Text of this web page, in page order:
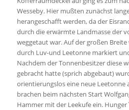
Wesseby. Hier mußten zunächst
herangeschafft werden, da der
durch die erwärmte Landmasse der
weggetaut war. Auf der großen Breite
durch Luv-und Leetonne markiert
Nachdem der Tonnenbesitzer diese
gebracht hatte (sprich abgebaut)
orientierungslos eine neue Leetonne
brachen beim nächsten Start
Hammer mit der Leekufe ein.